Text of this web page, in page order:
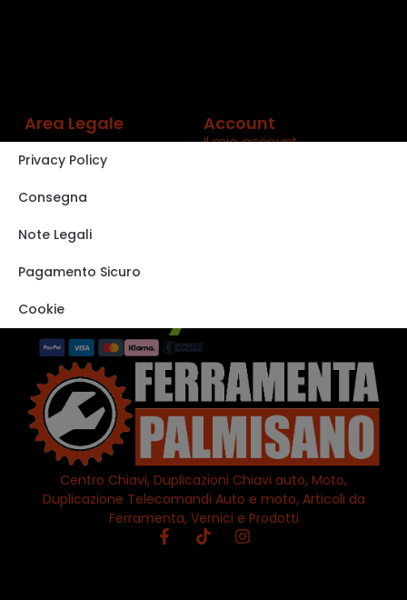
Centro Chiavi, Duplicazioni Chiavi auto, Moto,
Duplicazione Telecomandi Auto e moto, Articoli da
Ferramenta, Vernici e Prodotti
Area Legale
Privacy Policy
Consegna
Note Legali
Pagamento Sicuro
Cookie
Account
Il mio account
VISITA IL NOSTRO